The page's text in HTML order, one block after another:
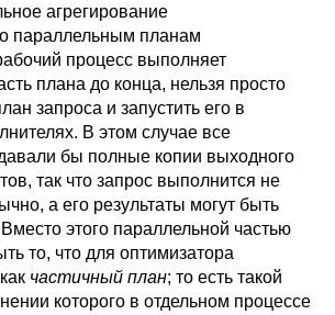
агрегирование
параллельным планам
процесс выполняет
плана до конца, нельзя просто
запроса и запустить его в
В этом случае все
бы полные копии выходного
так что запрос выполнится не
а его результаты могут быть
этого параллельной частью
то, что для оптимизатора
частичный план; то есть такой
которого в отдельном процессе